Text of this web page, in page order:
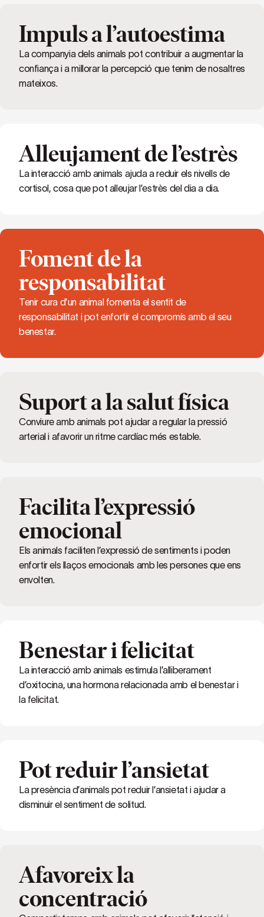
Impuls a l’autoestima
La companyia dels animals pot contribuir a augmentar la
confiança i a millorar la percepció que tenim de nosaltres
mateixos.
Alleujament de l’estrès
La interacció amb animals ajuda a reduir els nivells de
cortisol, cosa que pot alleujar l’estrès del dia a dia.
Foment de la
responsabilitat
Tenir cura d’un animal fomenta el sentit de
responsabilitat i pot enfortir el compromís amb el seu
benestar.
Suport a la salut física
Conviure amb animals pot ajudar a regular la pressió
arterial i afavorir un ritme cardíac més estable.
Facilita l’expressió
emocional
Els animals faciliten l’expressió de sentiments i poden
enfortir els llaços emocionals amb les persones que ens
envolten.
Benestar i felicitat
La interacció amb animals estimula l’alliberament
d’oxitocina, una hormona relacionada amb el benestar i
la felicitat.
Pot reduir l’ansietat
La presència d’animals pot reduir l’ansietat i ajudar a
disminuir el sentiment de solitud.
Afavoreix la
concentració